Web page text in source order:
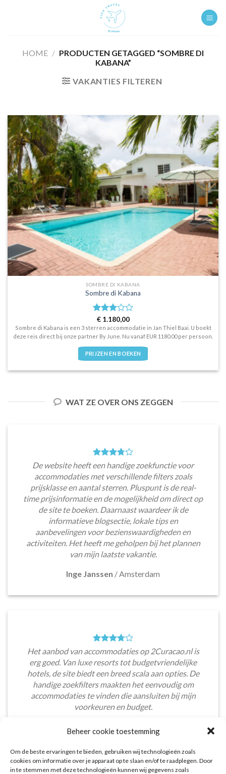
Beheer cookie toestemming
Om de beste ervaringen te bieden, gebruiken wij technologieën zoals
cookies om informatie over je apparaat op te slaan en/of te raadplegen. Door
in te stemmen met deze technologieën kunnen wij gegevens zoals
HOME / PRODUCTEN GETAGGED “SOMBRE DI
KABANA”
VAKANTIES FILTEREN
SOMBRE DI KABANA
Sombre di Kabana
Waardering
3uit 5
€1.180,00
Sombre di Kabana is een 3 sterren accommodatie in Jan Thiel Baai. U boekt
deze reis direct bij onze partner By June. Nu vanaf EUR 1180.00 per persoon.
PRIJZEN EN BOEKEN
WAT ZE OVER ONS ZEGGEN
De website heeft een handige zoekfunctie voor
accommodaties met verschillende filters zoals
prijsklasse en aantal sterren. Pluspunt is de real-
time prijsinformatie en de mogelijkheid om direct op
de site te boeken. Daarnaast waardeer ik de
informatieve blogsectie, lokale tips en
aanbevelingen voor bezienswaardigheden en
activiteiten. Het heeft me geholpen bij het plannen
van mijn laatste vakantie.
Inge Janssen /Amsterdam
Het aanbod van accommodaties op 2Curacao.nl is
erg goed. Van luxe resorts tot budgetvriendelijke
hotels, de site biedt een breed scala aan opties. De
handige zoekfilters maakten het eenvoudig om
accommodaties te vinden die aansluiten bij mijn
voorkeuren en budget.
Tom Meier Breda